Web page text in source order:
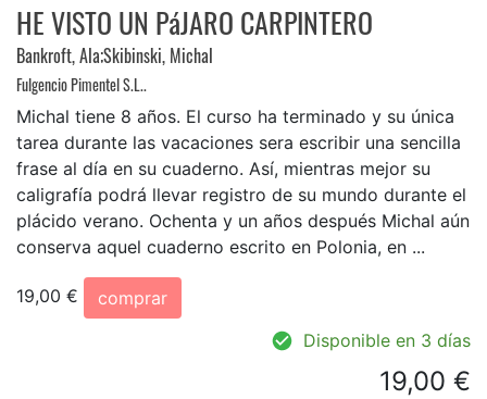
HE VISTO UN PáJARO CARPINTERO
Bankroft, Ala;Skibinski, Michal
Fulgencio Pimentel S.L..
Michal tiene 8 años. El curso ha terminado y su única
tarea durante las vacaciones sera escribir una sencilla
frase al día en su cuaderno. Así, mientras mejor su
caligrafía podrá llevar registro de su mundo durante el
plácido verano. Ochenta y un años después Michal aún
conserva aquel cuaderno escrito en Polonia, en ...
19,00 €
comprar
Disponible en 3 días
19,00 €